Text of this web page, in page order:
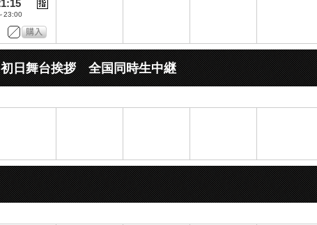
23:00
日舞台挨拶 全国同時生中継